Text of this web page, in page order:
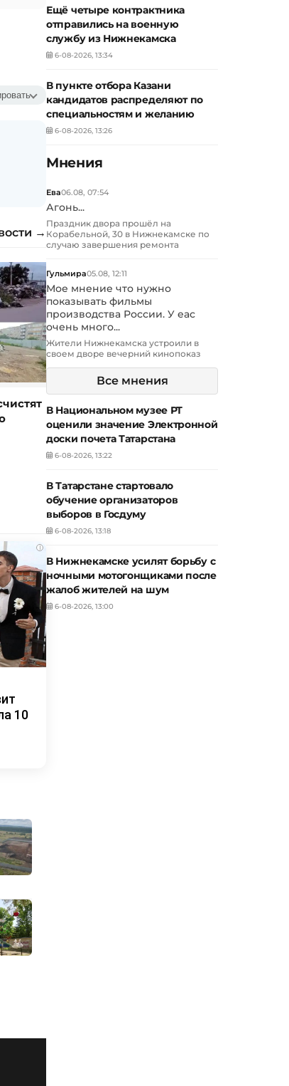
→
i
10
Ещё четыре контрактника
отправились на военную
службу из Нижнекамска
6-08-2026, 13:34
В пункте отбора Казани
кандидатов распределяют по
специальностям и желанию
6-08-2026, 13:26
Мнения
Ева06.08, 07:54
Агонь...
Праздник двора прошёл на
Корабельной, 30 в Нижнекамске по
случаю завершения ремонта
Гульмира05.08, 12:11
Мое мнение что нужно
показывать фильмы
производства России. У еас
очень много...
Жители Нижнекамска устроили в
своем дворе вечерний кинопоказ
Все мнения
В Национальном музее РТ
оценили значение Электронной
доски почета Татарстана
6-08-2026, 13:22
В Татарстане стартовало
обучение организаторов
выборов в Госдуму
6-08-2026, 13:18
В Нижнекамске усилят борьбу с
ночными мотогонщиками после
жалоб жителей на шум
6-08-2026, 13:00